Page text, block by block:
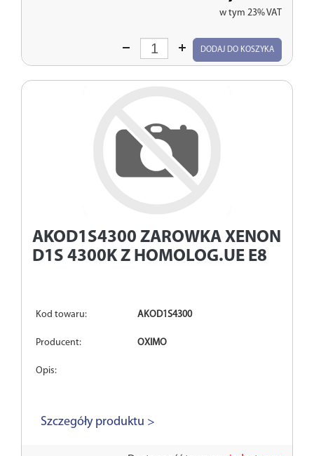
w tym 23% VAT
Wprowadź
DODAJ DO KOSZYKA
AKOD1S4300 ZAROWKA XENON
D1S 4300K Z HOMOLOG.UE E8
Kod towaru: AKOD1S4300
Producent: OXIMO
Opis:
Szczegóły produktu >